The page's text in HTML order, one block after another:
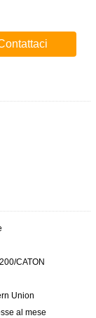
CATON
Union
al mese